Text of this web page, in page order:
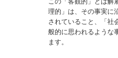
理的」は、その事実に
されていること、「社
般的に思われるような
ます。